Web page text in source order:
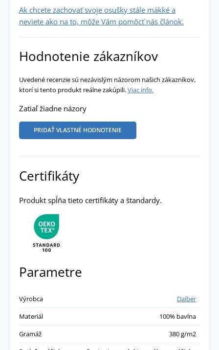
Ak chcete zachovať svoje osušky stále mäkké a
neviete ako na to, môže Vám pomôcť nás článok.
Hodnotenie zákazníkov
Uvedené recenzie sú nezávislým názorom našich zákazníkov,
ktorí si tento produkt reálne zakúpili.Viac info.
Zatiaľ žiadne názory
PRIDAŤ VLASTNÉ HODNOTENIE
Certifikáty
Produkt spĺňa tieto certifikáty a štandardy.
Parametre
Výrobca
Daiber
Materiál
100% bavlna
Gramáž
380 g/m2